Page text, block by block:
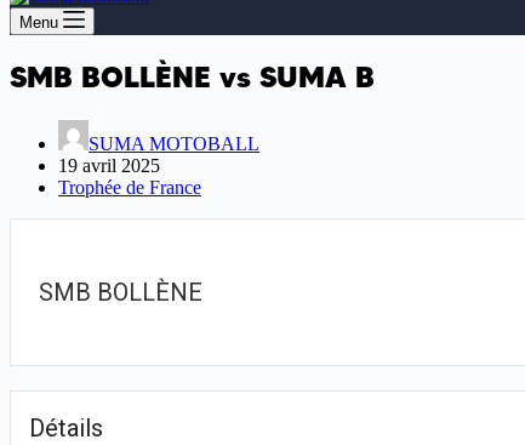
Menu
SMB BOLLÈNE vs SUMA B
SUMA MOTOBALL
19 avril 2025
Trophée de France
SMB BOLLÈNE
Détails